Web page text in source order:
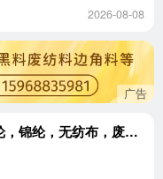
2026-08-08
广告
化纤废料，涤纶，锦纶，无纺布，废丝，大量回收